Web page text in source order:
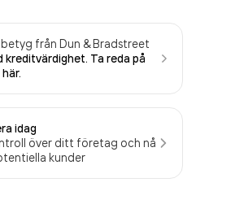
från Dun & Bradstreet
kreditvärdighet. Ta reda på
idag
över ditt företag och nå
kunder